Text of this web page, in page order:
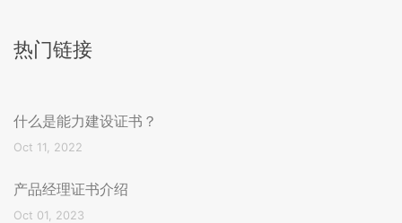
热门链接
什么是能力建设证书？
Oct 11, 2022
产品经理证书介绍
Oct 01, 2023